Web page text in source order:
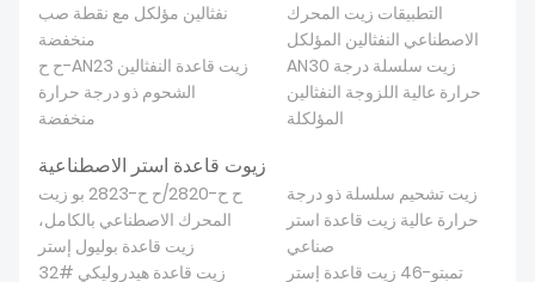
نفثالين مؤلكل مع نقطة صب
منخفضة
التطبيقات زيت المحرك
الاصطناعي النفثالين المؤلكل
ح ح-AN23 زيت قاعدة النفثالين
الشحوم ذو درجة حرارة
منخفضة
AN30 زيت سلسلة درجة
حرارة عالية اللزوجة النفثالين
المؤلكلة
زيوت قاعدة استر الاصطناعية
ح ح-2820/ح ح-2823 بو زيت
المحرك الاصطناعي بالكامل،
زيت قاعدة بوليول إستر
زيت تشحيم سلسلة ذو درجة
حرارة عالية زيت قاعدة استر
صناعي
32# زيت قاعدة هيدروليكي
تمبتو-46 زيت قاعدة إستر